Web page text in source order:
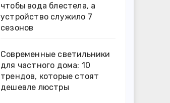
чтобы вода блестела, а
устройство служило 7
сезонов
Современные светильники
для частного дома: 10
трендов, которые стоят
дешевле люстры